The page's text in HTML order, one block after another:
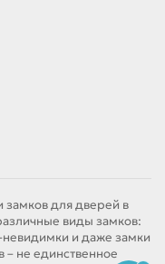
для дверей в
виды замков:
и даже замки
не единственное